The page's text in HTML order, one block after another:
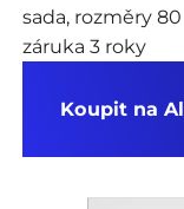
sada, rozměry
záruka 3 roky
Koupit na